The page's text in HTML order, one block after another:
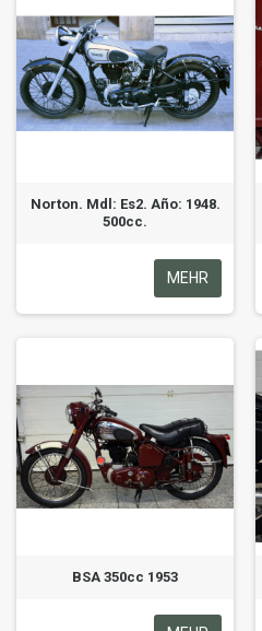
Norton. Mdl: Es2. Año: 1948.
500cc.
MEHR
BSA 350cc 1953